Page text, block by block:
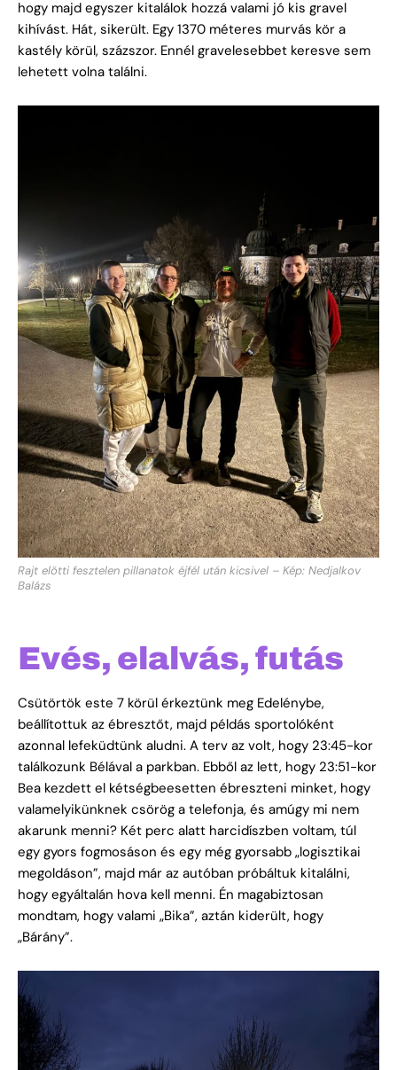
hogy majd egyszer kitalálok hozzá valami jó kis gravel
kihívást. Hát, sikerült. Egy 1370 méteres murvás kör a
kastély körül, százszor. Ennél gravelesebbet keresve sem
lehetett volna találni.
Rajt előtti fesztelen pillanatok éjfél után kicsivel – Kép: Nedjalkov
Balázs
Evés, elalvás, futás
Csütörtök este 7 körül érkeztünk meg Edelénybe,
beállítottuk az ébresztőt, majd példás sportolóként
azonnal lefeküdtünk aludni. A terv az volt, hogy 23:45-kor
találkozunk Bélával a parkban. Ebből az lett, hogy 23:51-kor
Bea kezdett el kétségbeesetten ébreszteni minket, hogy
valamelyikünknek csörög a telefonja, és amúgy mi nem
akarunk menni? Két perc alatt harcidíszben voltam, túl
egy gyors fogmosáson és egy még gyorsabb „logisztikai
megoldáson”, majd már az autóban próbáltuk kitalálni,
hogy egyáltalán hova kell menni. Én magabiztosan
mondtam, hogy valami „Bika”, aztán kiderült, hogy
„Bárány”.